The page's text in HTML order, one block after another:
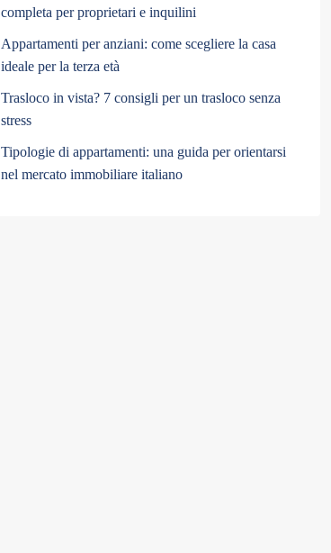
completa per proprietari e inquilini
Appartamenti per anziani: come scegliere la casa
ideale per la terza età
Trasloco in vista? 7 consigli per un trasloco senza
stress
Tipologie di appartamenti: una guida per orientarsi
nel mercato immobiliare italiano